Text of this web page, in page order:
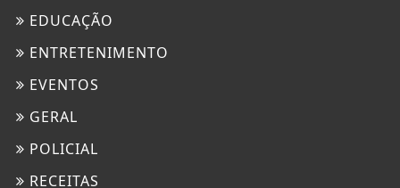
EDUCAÇÃO
ENTRETENIMENTO
EVENTOS
GERAL
POLICIAL
RECEITAS